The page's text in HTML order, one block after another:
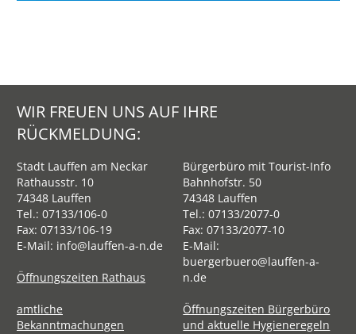
WIR FREUEN UNS AUF IHRE
RÜCKMELDUNG:
Stadt Lauffen am Neckar
Rathausstr. 10
74348 Lauffen
Tel.: 07133/106-0
Fax: 07133/106-19
E-Mail: info@lauffen-a-n.de
Öffnungszeiten Rathaus
amtliche
Bekanntmachungen
Bürgerbüro mit Tourist-Info
Bahnhofstr. 50
74348 Lauffen
Tel.:07133/2077-0
Fax: 07133/2077-10
E-Mail:
buergerbuero@lauffen-a-
n.de
Öffnungszeiten Bürgerbüro
und aktuelle Hygieneregeln